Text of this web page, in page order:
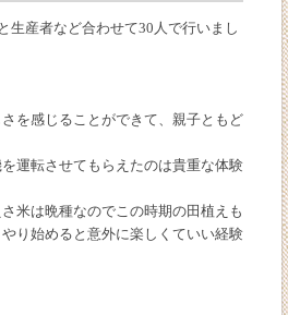
生産者など合わせて30人で行いまし
を感じることができて、親子ともど
運転させてもらえたのは貴重な体験
米は晩種なのでこの時期の田植えも
り始めると意外に楽しくていい経験